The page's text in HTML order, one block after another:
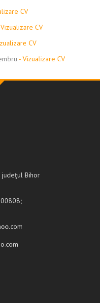
CV
CV
CV
- Vizualizare CV
judeţul Bihor